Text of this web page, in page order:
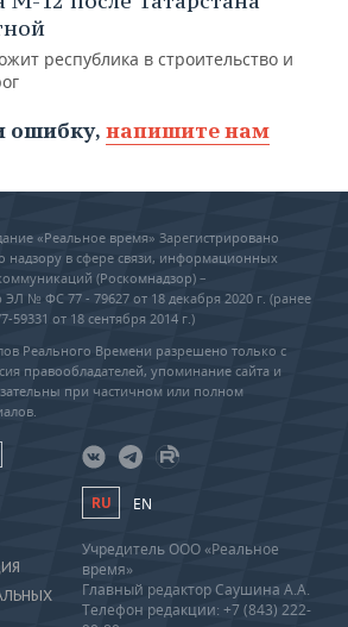
республика в строительство и
ошибку, напишите нам
«Реальное время» Зарегистрировано
надзору в сфере связи, информационных
(Роскомнадзор) –
№ ФС 77 - 79627 от 18 декабря 2020 г. (ранее
от 18 сентября 2014 г.)
Реального Времени разрешено только с
правообладателей, упоминание сайта и
при частичном или полном
RU EN
Учредитель ООО «Реальное
время»
Главный редактор Саушина А.А.
Телефон редакции: +7 (843) 222-